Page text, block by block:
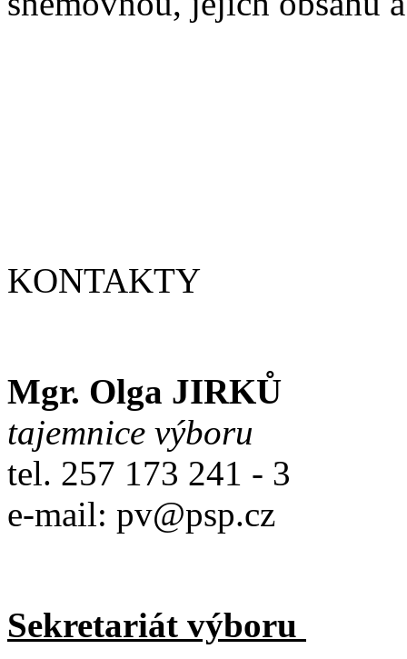
KONTAKTY
Mgr. Olga JIRKŮ
tajemnice výboru
tel. 257 173 241 - 3
e-mail: pv@psp.cz
Sekretariát výboru